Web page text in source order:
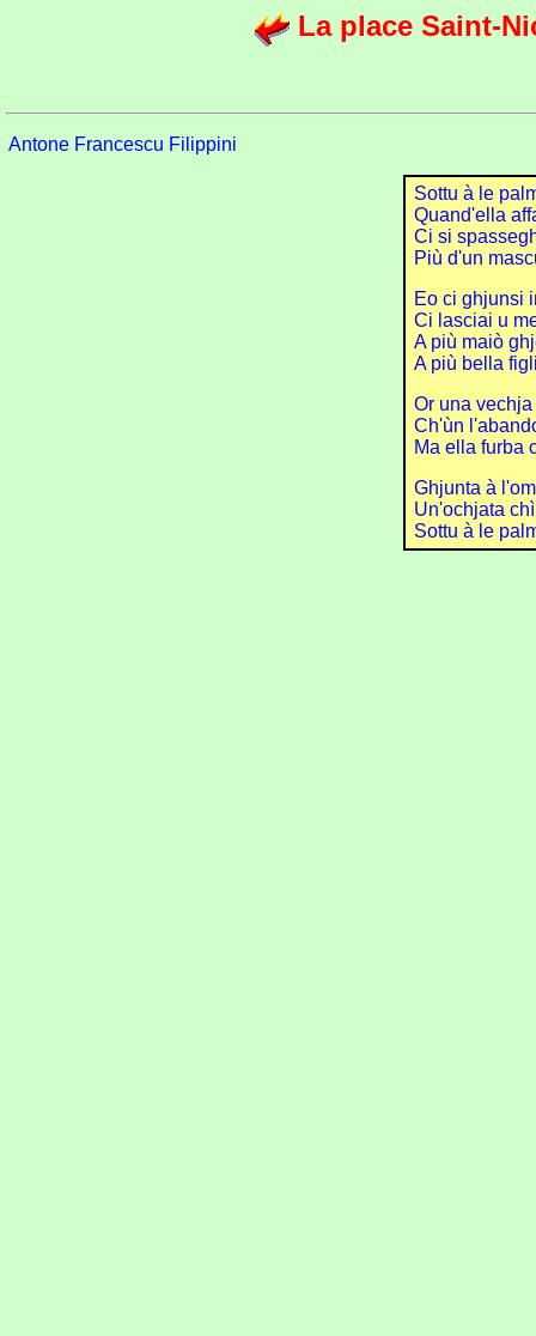
La place Saint-
Antone Francescu Filippini
Sottu à le
Quand'ella
Ci si
Più d'un
Eo ci ghjunsi
Ci lasciai u
A più maiò
A più bella
Or una
Ch'ùn
Ma ella furba
Ghjunta à
Un'ochjata
Sottu à le